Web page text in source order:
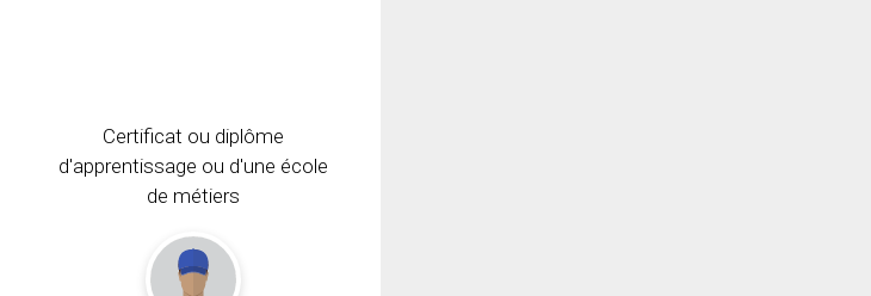
Certificat ou diplôme
d'apprentissage ou d'une école
de métiers